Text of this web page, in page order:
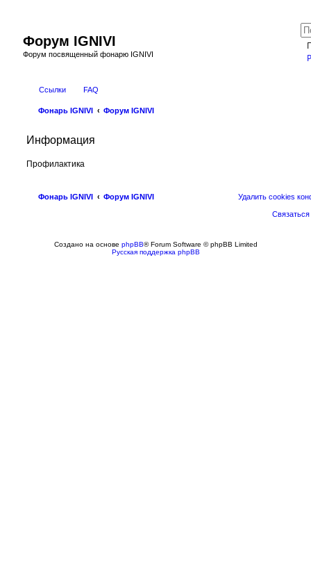
Форум IGNIVI
Форум посвященный фонарю IGNIVI
Ссылки FAQ
Фонарь IGNIVI Форум IGNIVI
Информация
Профилактика
Фонарь IGNIVI Форум IGNIVI Удалить cookies
Создано на основе phpBB® Forum Software © phpBB Limited
Русская поддержка phpBB